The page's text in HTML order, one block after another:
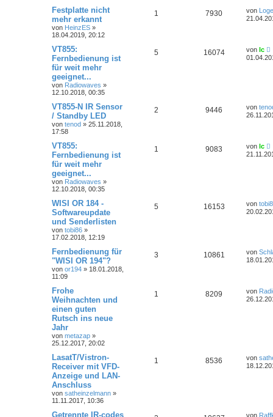
Festplatte nicht
mehr erkannt
von HeinzES »
18.04.2019, 20:12
1 7930 von
VT855:
Fernbedienung ist
für weit mehr
geeignet...
von Radiowaves »
12.10.2018, 00:35
5 16074 von lc
VT855-N IR Sensor
/ Standby LED
von tenod » 25.11.2018,
17:58
2 9446 von
VT855:
Fernbedienung ist
für weit mehr
geeignet...
von Radiowaves »
12.10.2018, 00:35
1 9083 von lc
WISI OR 184 -
Softwareupdate
und Senderlisten
von tobi86 »
17.02.2018, 12:19
5 16153 von
Fernbedienung für
"WISI OR 194"?
von or194 » 18.01.2018,
11:09
3 10861 von
Frohe
Weihnachten und
einen guten
Rutsch ins neue
Jahr
von metazap »
25.12.2017, 20:02
1 8209 von
LasatT/Vistron-
Receiver mit VFD-
Anzeige und LAN-
Anschluss
von satheinzelmann »
11.11.2017, 10:36
1 8536 von
Getrennte IR-codes
von